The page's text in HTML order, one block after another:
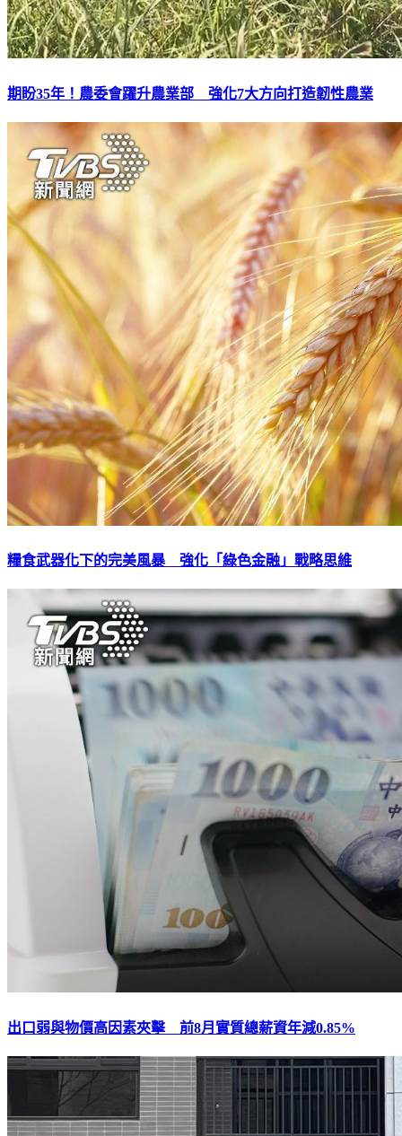
期盼35年！農委會躍升農業部 強化7大方向打造韌性農業
糧食武器化下的完美風暴 強化「綠色金融」戰略思維
出口弱與物價高因素夾擊 前8月實質總薪資年減0.85%